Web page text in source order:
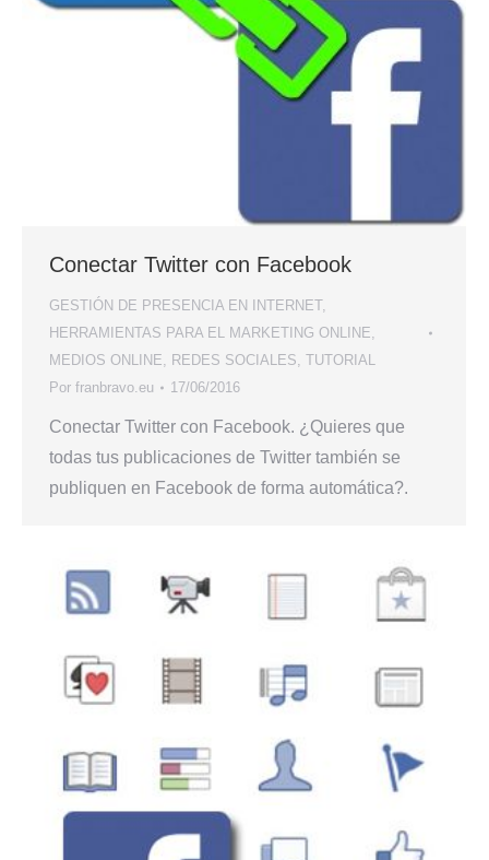
Conectar Twitter con Facebook
GESTIÓN DE PRESENCIA EN INTERNET,
HERRAMIENTAS PARA EL MARKETING ONLINE,
MEDIOS ONLINE, REDES SOCIALES, TUTORIAL
Por franbravo.eu 17/06/2016
Conectar Twitter con Facebook. ¿Quieres que
todas tus publicaciones de Twitter también se
publiquen en Facebook de forma automática?.